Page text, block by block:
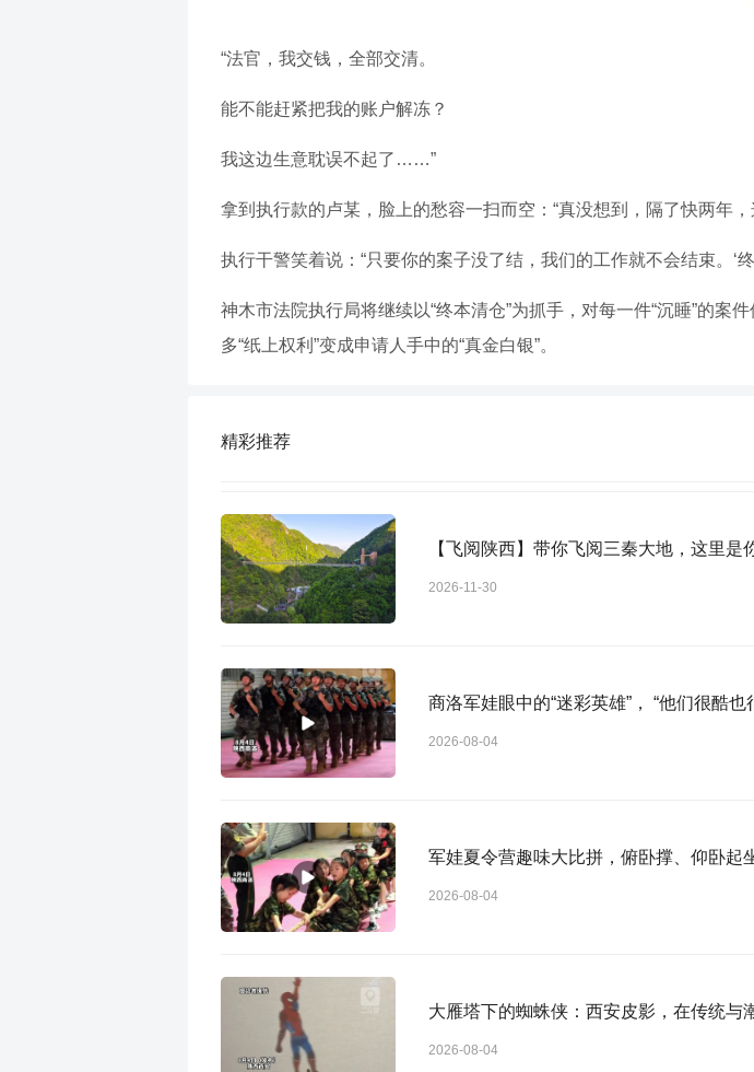
“法官，我交钱，全部交清。
能不能赶紧把我的账户解冻？
我这边生意耽误不起了……”
拿到执行款的卢某，脸上的愁容一扫而空：“真没想到，隔了快两年
执行干警笑着说：“只要你的案子没了结，我们的工作就不会结束。‘
神木市法院执行局将继续以“终本清仓”为抓手，对每一件“沉睡”的
多“纸上权利”变成申请人手中的“真金白银”。
精彩推荐
【飞阅陕西】带你飞阅三秦大地，这里是
2026-11-30
商洛军娃眼中的“迷彩英雄”， “他们很酷
2026-08-04
军娃夏令营趣味大比拼，俯卧撑、仰卧起
2026-08-04
大雁塔下的蜘蛛侠：西安皮影，在传统与
2026-08-04